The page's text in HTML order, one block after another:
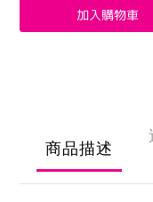
加入購物車
商品描述